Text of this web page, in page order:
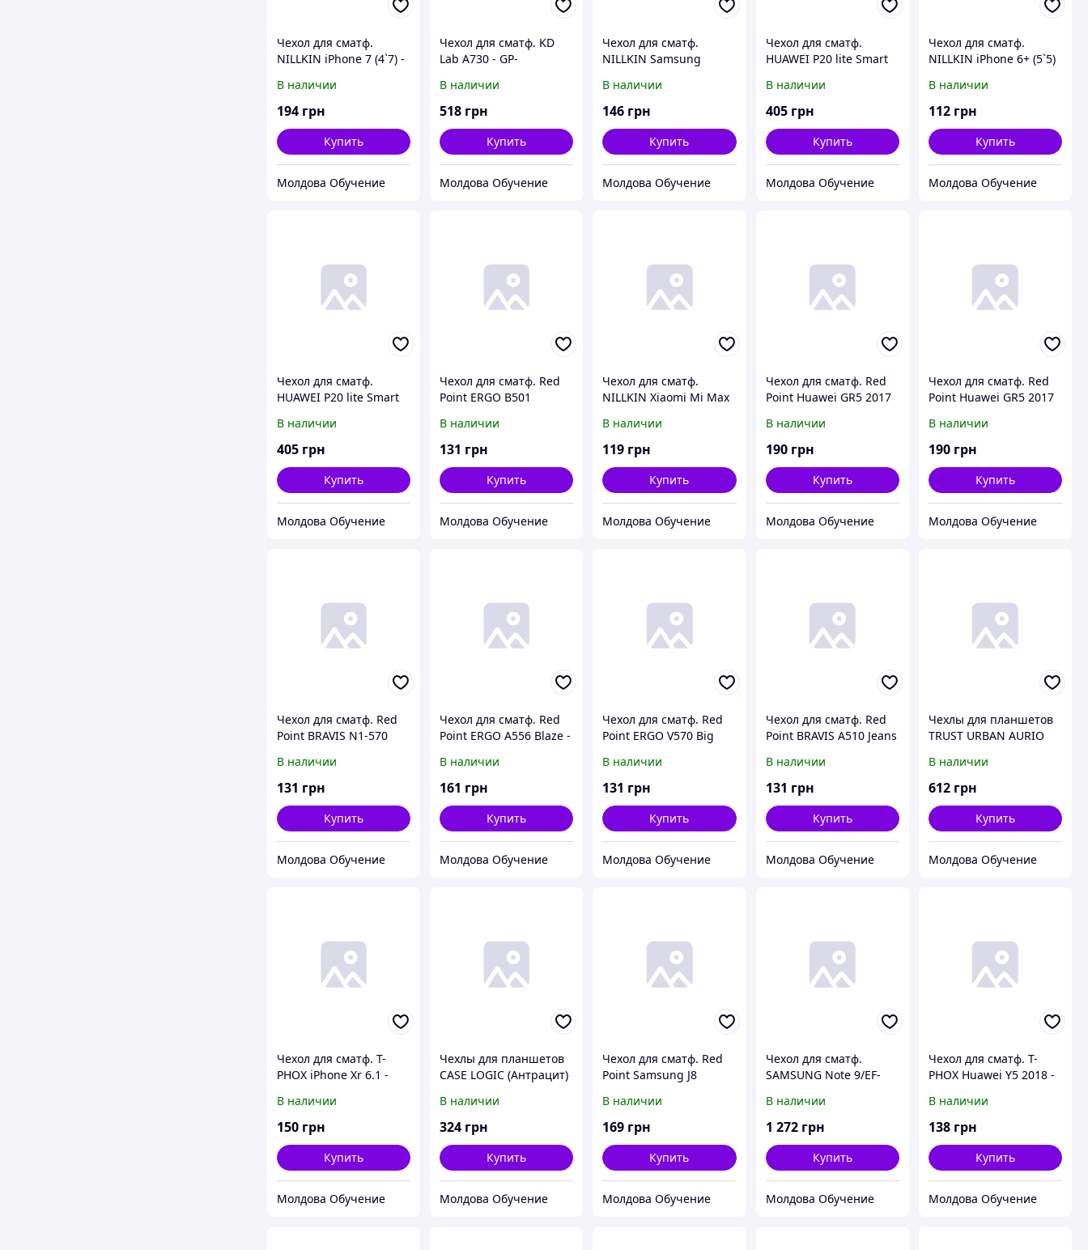
Чехол для сматф.
NILLKIN iPhone 7 (4`7) -
В наличии
194 грн
Купить
Молдова Обучение
Чехол для сматф. KD
Lab А730 - GP-
Wallet (Black)
В наличии
518 грн
Купить
Молдова Обучение
Чехол для сматф.
NILLKIN Samsung
(Коричневый)
В наличии
146 грн
Купить
Молдова Обучение
Чехол для сматф.
HUAWEI P20 lite Smart
(51992314)
В наличии
405 грн
Купить
Молдова Обучение
Чехол для сматф.
NILLKIN iPhone 6+ (5`5)
(Белый)
В наличии
112 грн
Купить
Молдова Обучение
Чехол для сматф.
HUAWEI P20 lite Smart
В наличии
405 грн
Купить
Молдова Обучение
Чехол для сматф. Red
Point ERGO B501
(Black)
В наличии
131 грн
Купить
Молдова Обучение
Чехол для сматф.
NILLKIN Xiaomi Mi Max
В наличии
119 грн
Купить
Молдова Обучение
Чехол для сматф. Red
Point Huawei GR5 2017
(Белый)
В наличии
190 грн
Купить
Молдова Обучение
Чехол для сматф. Red
Point Huawei GR5 2017
(Синий)
В наличии
190 грн
Купить
Молдова Обучение
Чехол для сматф. Red
Point BRAVIS N1-570
В наличии
131 грн
Купить
Молдова Обучение
Чехол для сматф. Red
Point ERGO A556 Blaze -
В наличии
161 грн
Купить
Молдова Обучение
Чехол для сматф. Red
Point ERGO V570 Big
В наличии
131 грн
Купить
Молдова Обучение
Чехол для сматф. Red
Point BRAVIS A510 Jeans
В наличии
131 грн
Купить
Молдова Обучение
Чехлы для планшетов
TRUST URBAN AURIO
(Черный)
В наличии
612 грн
Купить
Молдова Обучение
Чехол для сматф. T-
PHOX iPhone Xr 6.1 -
В наличии
150 грн
Купить
Молдова Обучение
Чехлы для планшетов
CASE LOGIC (Антрацит)
В наличии
324 грн
Купить
Молдова Обучение
Чехол для сматф. Red
Point Samsung J8
(Gold)
В наличии
169 грн
Купить
Молдова Обучение
Чехол для сматф.
SAMSUNG Note 9/EF-
Wallet Cover (Black)
В наличии
1 272 грн
Купить
Молдова Обучение
Чехол для сматф. T-
PHOX Huawei Y5 2018 -
В наличии
138 грн
Купить
Молдова Обучение